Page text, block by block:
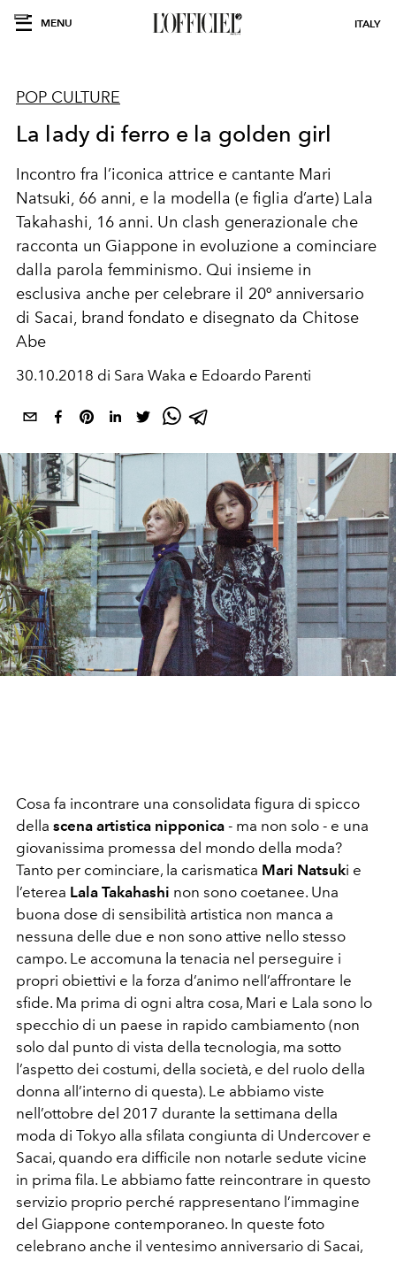
MENU ITALY
POP CULTURE
La lady di ferro e la golden girl
Incontro fra l’iconica attrice e cantante Mari
Natsuki, 66 anni, e la modella (e figlia d’arte) Lala
Takahashi, 16 anni. Un clash generazionale che
racconta un Giappone in evoluzione a cominciare
dalla parola femminismo. Qui insieme in
esclusiva anche per celebrare il 20º anniversario
di Sacai, brand fondato e disegnato da Chitose
Abe
30.10.2018 di Sara Waka e Edoardo Parenti
Cosa fa incontrare una consolidata figura di spicco
della scena artistica nipponica - ma non solo - e una
giovanissima promessa del mondo della moda?
Tanto per cominciare, la carismatica Mari Natsuki e
l’eterea Lala Takahashi non sono coetanee. Una
buona dose di sensibilità artistica non manca a
nessuna delle due e non sono attive nello stesso
campo. Le accomuna la tenacia nel perseguire i
propri obiettivi e la forza d’animo nell’affrontare le
sfide. Ma prima di ogni altra cosa, Mari e Lala sono lo
specchio di un paese in rapido cambiamento (non
solo dal punto di vista della tecnologia, ma sotto
l’aspetto dei costumi, della società, e del ruolo della
donna all’interno di questa). Le abbiamo viste
nell’ottobre del 2017 durante la settimana della
moda di Tokyo alla sfilata congiunta di Undercover e
Sacai, quando era difficile non notarle sedute vicine
in prima fila. Le abbiamo fatte reincontrare in questo
servizio proprio perché rappresentano l’immagine
del Giappone contemporaneo. In queste foto
celebrano anche il ventesimo anniversario di Sacai,